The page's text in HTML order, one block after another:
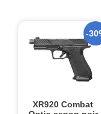
XR920 Combat
-